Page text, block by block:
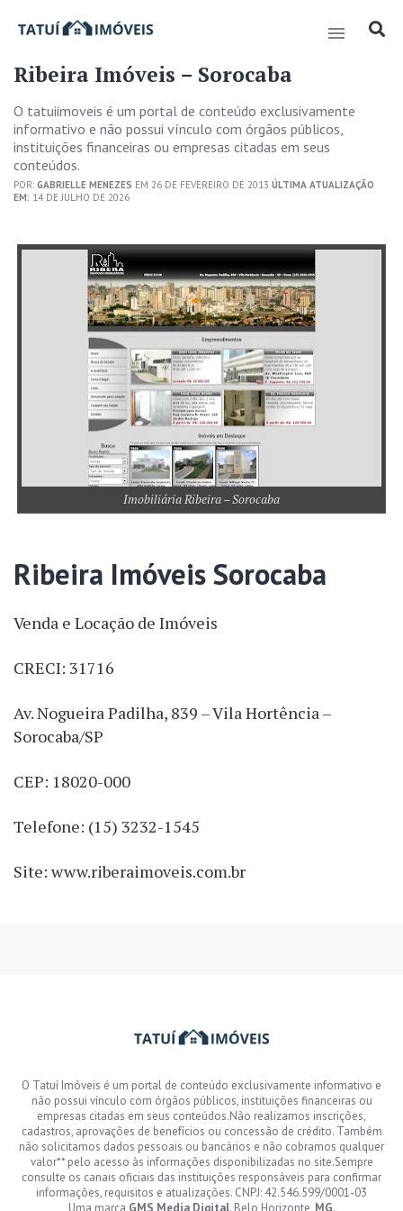
Ribeira Imóveis – Sorocaba
O tatuiimoveis é um portal de conteúdo exclusivamente
informativo e não possui vínculo com órgãos públicos,
instituições financeiras ou empresas citadas em seus
conteúdos.
POR: GABRIELLE MENEZES EM 26 DE FEVEREIRO DE 2013 ÚLTIMA ATUALIZAÇÃO
EM: 14 DE JULHO DE 2026
Imobiliária Ribeira – Sorocaba
Ribeira Imóveis Sorocaba
Venda e Locação de Imóveis
CRECI: 31716
Av. Nogueira Padilha, 839 – Vila Hortência –
Sorocaba/SP
CEP: 18020-000
Telefone: (15) 3232-1545
Site: www.riberaimoveis.com.br
O Tatuí Imóveis é um portal de conteúdo exclusivamente informativo e
não possui vínculo com órgãos públicos, instituições financeiras ou
empresas citadas em seus conteúdos.Não realizamos inscrições,
cadastros, aprovações de benefícios ou concessão de crédito. Também
não solicitamos dados pessoais ou bancários e não cobramos qualquer
valor** pelo acesso às informações disponibilizadas no site.Sempre
consulte os canais oficiais das instituições responsáveis para confirmar
informações, requisitos e atualizações. CNPJ: 42.546.599/0001-03